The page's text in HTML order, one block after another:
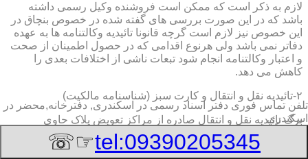
لازم به ذکر است که ممکن است فروشنده وکیل رسمی داشته
باشد که در این صورت بررسی های گفته شده در خصوص بنچاق در
این خصوص نیز لازم است گرچه قانونا تائیدیه وکالتنامه ها به عهده
دفاتر نمی باشد ولی هرنوع اقدامی که در حصول اطمینان از صحت
و اعتبار وکالتنامه انجام شود تبعات ناشی از اختلافات بعدی را
کاهش می دهد.
۲-تائیدیه نقل و انتقال و کارت سبز (شناسنامه مالکیت)
برگ تائیدیه نقل و انتقال صادره از مراکز تعویض پلاک حاوی
مشخصات کامل خودرو اعم از نوع ، سیستم ، مدل ، رنگ ، شماره
تلفن تماس فوری دفتر اسناد رسمی در اسکندری, دفترخانه,محضر در
اسکندری
tel:09390205345
☞☏